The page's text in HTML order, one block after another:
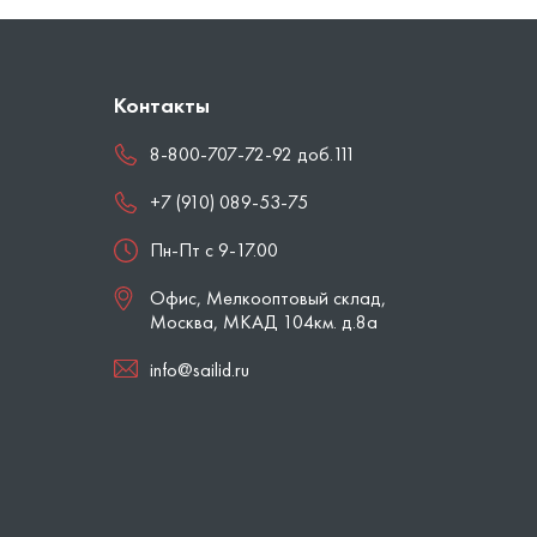
Контакты
8-800-707-72-92 доб.111
+7 (910) 089-53-75
Пн-Пт с 9-17.00
Офис, Мелкооптовый склад,
Москва, МКАД 104км. д.8а
info@sailid.ru